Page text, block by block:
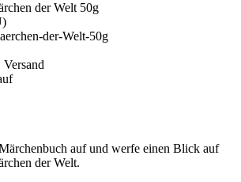
der Welt 50g
der-Welt-50g
auf und werfe einen Blick auf
der Welt.